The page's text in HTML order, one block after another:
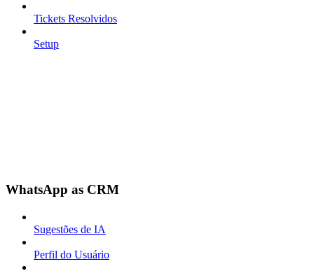
Tickets Resolvidos
Setup
WhatsApp as CRM
Sugestões de IA
Perfil do Usuário